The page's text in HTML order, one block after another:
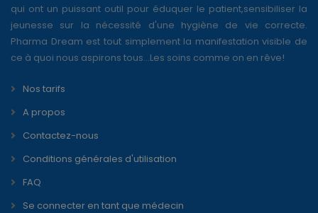
qui ont un puissant outil pour éduquer le patient,sensibiliser la
jeunesse sur la nécessité d'une hygiène de vie correcte.
Pharma Dream est tout simplement la manifestation visible de
ce à quoi nous aspirons tous...Les soins comme on en rêve!
Nos tarifs
A propos
Contactez-nous
Conditions générales d'utilisation
FAQ
Se connecter en tant que médecin